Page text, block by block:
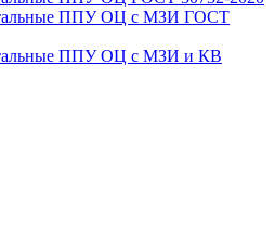
ППУ ОЦ с МЗИ ГОСТ
ППУ ОЦ с МЗИ и КВ